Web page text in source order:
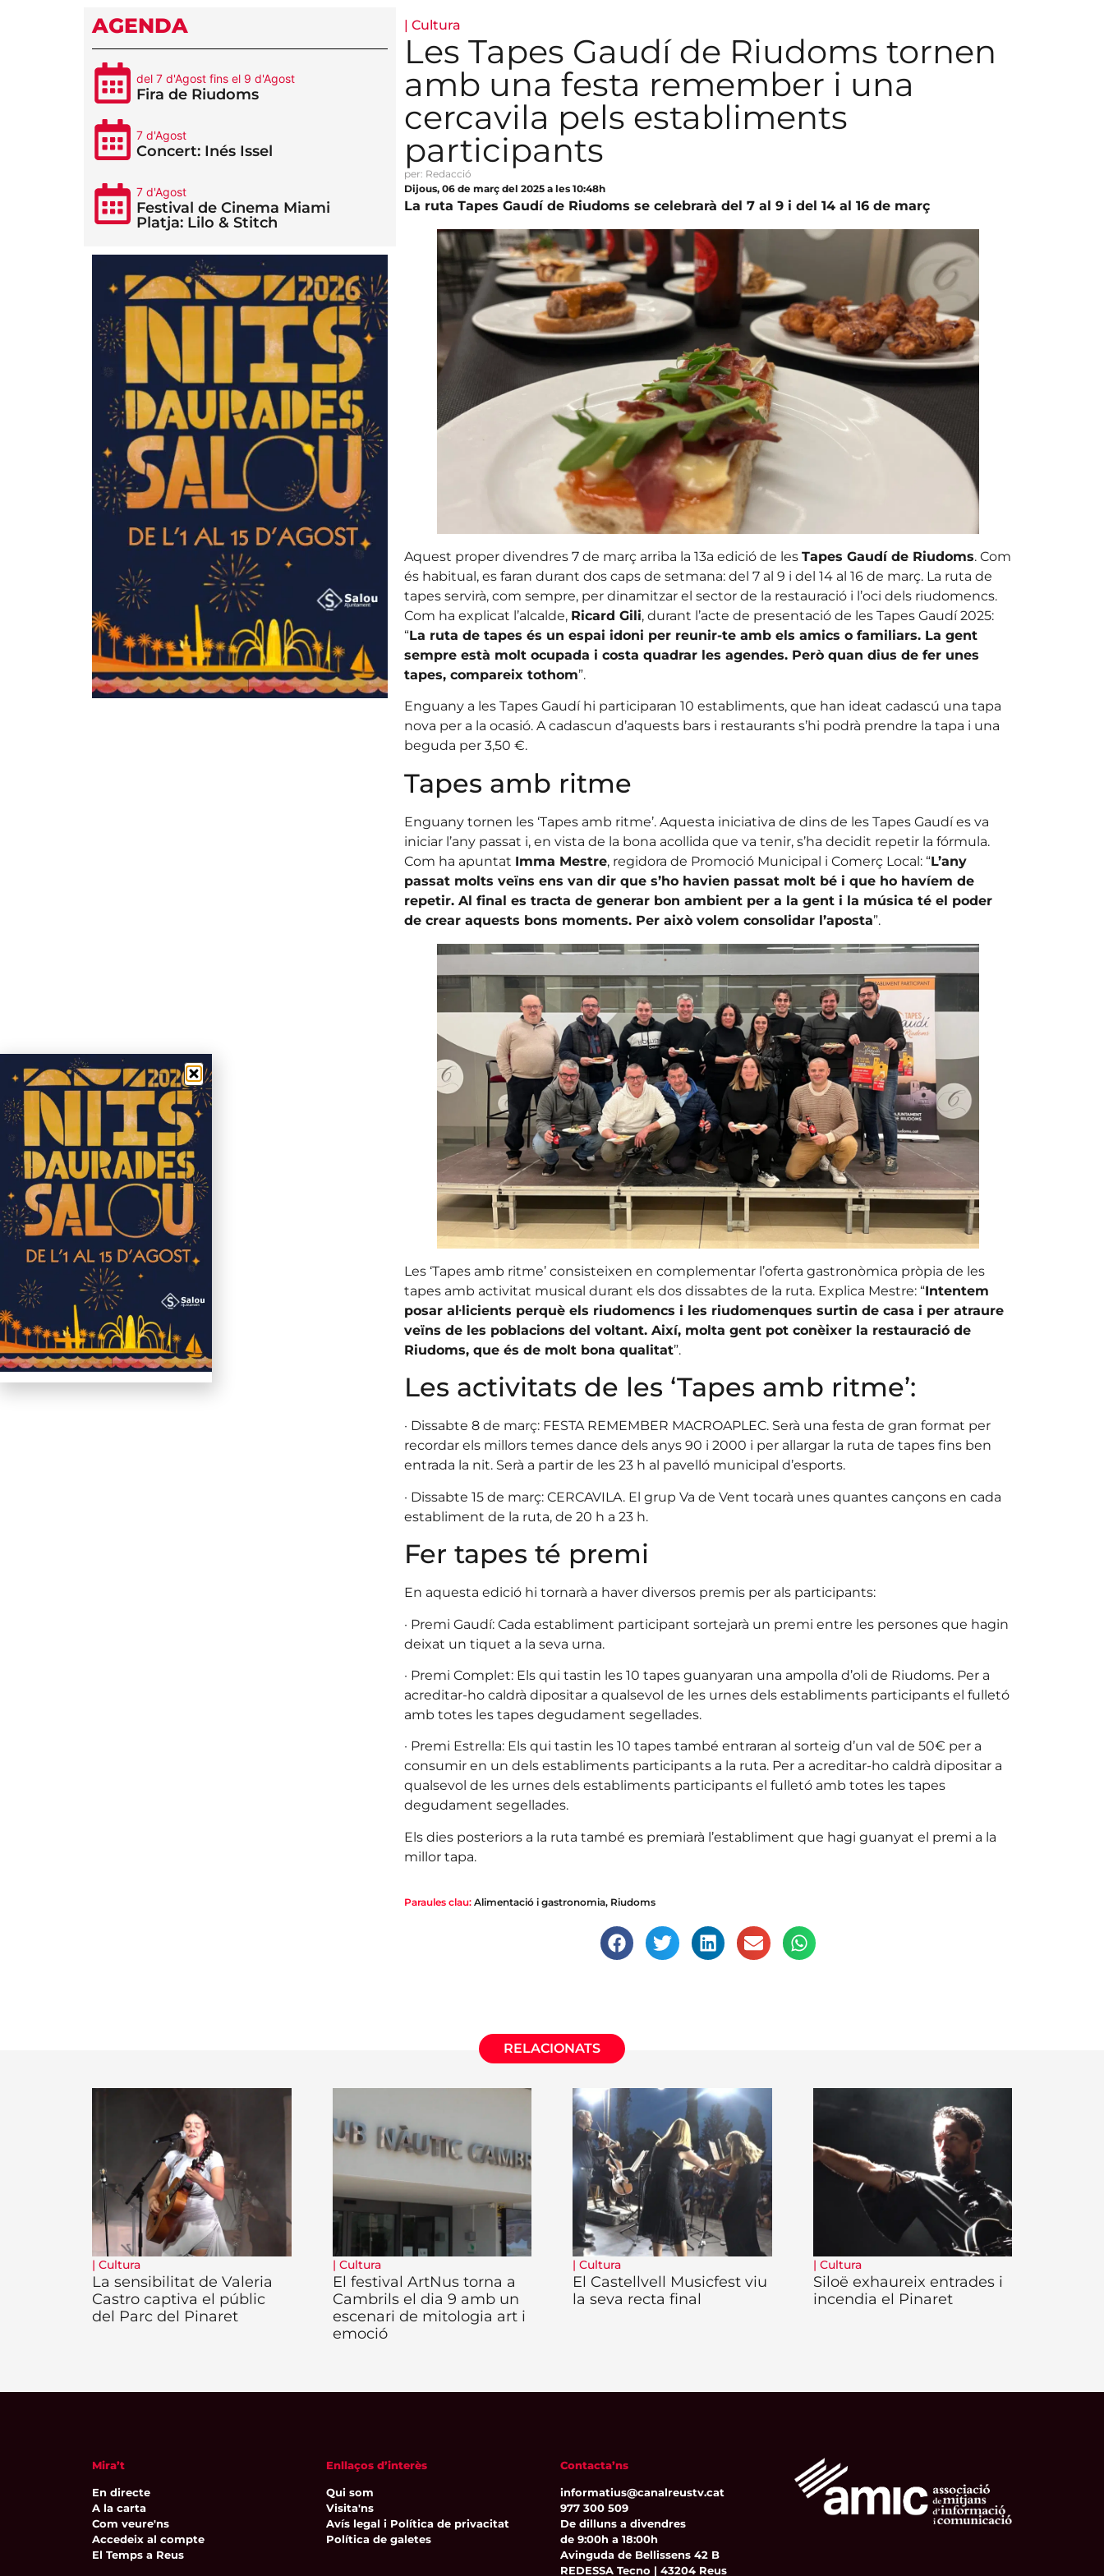
AGENDA
del 7 d'Agost fins el 9 d'Agost
Fira de Riudoms
7 d'Agost
Concert: Inés Issel
7 d'Agost
Festival de Cinema Miami
Platja: Lilo & Stitch
| Cultura
Les Tapes Gaudí de Riudoms tornen
amb una festa remember i una
cercavila pels establiments
participants
per: Redacció
Dijous, 06 de març del 2025 a les 10:48h
La ruta Tapes Gaudí de Riudoms se celebrarà del 7 al 9 i del 14 al 16 de març
Aquest proper divendres 7 de març arriba la 13a edició de les Tapes Gaudí de Riudoms. Com
és habitual, es faran durant dos caps de setmana: del 7 al 9 i del 14 al 16 de març. La ruta de
tapes servirà, com sempre, per dinamitzar el sector de la restauració i l’oci dels riudomencs.
Com ha explicat l’alcalde, Ricard Gili, durant l’acte de presentació de les Tapes Gaudí 2025:
“La ruta de tapes és un espai idoni per reunir-te amb els amics o familiars. La gent
sempre està molt ocupada i costa quadrar les agendes. Però quan dius de fer unes
tapes, compareix tothom”.
Enguany a les Tapes Gaudí hi participaran 10 establiments, que han ideat cadascú una tapa
nova per a la ocasió. A cadascun d’aquests bars i restaurants s’hi podrà prendre la tapa i una
beguda per 3,50 €.
Tapes amb ritme
Enguany tornen les ‘Tapes amb ritme’. Aquesta iniciativa de dins de les Tapes Gaudí es va
iniciar l’any passat i, en vista de la bona acollida que va tenir, s’ha decidit repetir la fórmula.
Com ha apuntat Imma Mestre, regidora de Promoció Municipal i Comerç Local: “L’any
passat molts veïns ens van dir que s’ho havien passat molt bé i que ho havíem de
repetir. Al final es tracta de generar bon ambient per a la gent i la música té el poder
de crear aquests bons moments. Per això volem consolidar l’aposta”.
Les ‘Tapes amb ritme’ consisteixen en complementar l’oferta gastronòmica pròpia de les
tapes amb activitat musical durant els dos dissabtes de la ruta. Explica Mestre: “Intentem
posar al·licients perquè els riudomencs i les riudomenques surtin de casa i per atraure
veïns de les poblacions del voltant. Així, molta gent pot conèixer la restauració de
Riudoms, que és de molt bona qualitat”.
Les activitats de les ‘Tapes amb ritme’:
· Dissabte 8 de març: FESTA REMEMBER MACROAPLEC. Serà una festa de gran format per
recordar els millors temes dance dels anys 90 i 2000 i per allargar la ruta de tapes fins ben
entrada la nit. Serà a partir de les 23 h al pavelló municipal d’esports.
· Dissabte 15 de març: CERCAVILA. El grup Va de Vent tocarà unes quantes cançons en cada
establiment de la ruta, de 20 h a 23 h.
Fer tapes té premi
En aquesta edició hi tornarà a haver diversos premis per als participants:
· Premi Gaudí: Cada establiment participant sortejarà un premi entre les persones que hagin
deixat un tiquet a la seva urna.
· Premi Complet: Els qui tastin les 10 tapes guanyaran una ampolla d’oli de Riudoms. Per a
acreditar-ho caldrà dipositar a qualsevol de les urnes dels establiments participants el fulletó
amb totes les tapes degudament segellades.
· Premi Estrella: Els qui tastin les 10 tapes també entraran al sorteig d’un val de 50€ per a
consumir en un dels establiments participants a la ruta. Per a acreditar-ho caldrà dipositar a
qualsevol de les urnes dels establiments participants el fulletó amb totes les tapes
degudament segellades.
Els dies posteriors a la ruta també es premiarà l’establiment que hagi guanyat el premi a la
millor tapa.
Paraules clau: Alimentació i gastronomia, Riudoms
RELACIONATS
| Cultura
La sensibilitat de Valeria
Castro captiva el públic
del Parc del Pinaret
| Cultura
El festival ArtNus torna a
Cambrils el dia 9 amb un
escenari de mitologia art i
emoció
| Cultura
El Castellvell Musicfest viu
la seva recta final
| Cultura
Siloë exhaureix entrades i
incendia el Pinaret
Mira’t
En directe
A la carta
Com veure'ns
Accedeix al compte
El Temps a Reus
Enllaços d’interès
Qui som
Visita'ns
Avís legal i Política de privacitat
Política de galetes
Contacta’ns
informatius@canalreustv.cat
977 300 509
De dilluns a divendres
de 9:00h a 18:00h
Avinguda de Bellissens 42 B
REDESSA Tecno | 43204 Reus